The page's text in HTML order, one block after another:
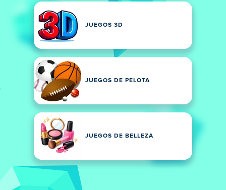
JUEGOS 3D
JUEGOS DE PELOTA
JUEGOS DE BELLEZA